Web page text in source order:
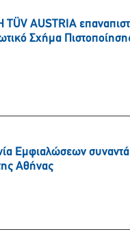
AUSTRIA
Σχήμα
Εμφιαλώσεων
Αθήνας